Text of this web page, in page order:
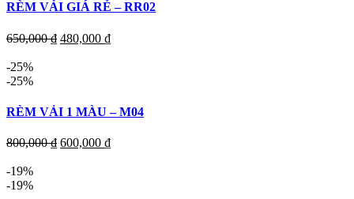
RÈM VẢI GIÁ RẺ – RR02
650,000₫ 480,000 ₫
-25%
-25%
RÈM VẢI 1 MÀU – M04
800,000₫ 600,000 ₫
-19%
-19%